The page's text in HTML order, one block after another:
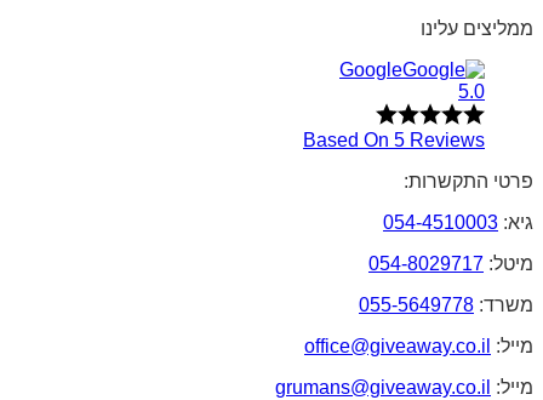
ממליצים עלינו
Google
5.0
Based On 5 Reviews
פרטי התקשרות:
גיא: 054-4510003
מיטל: 054-8029717
משרד: 055-5649778
מייל: office@giveaway.co.il
מייל: grumans@giveaway.co.il